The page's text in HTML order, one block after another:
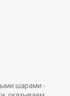
шарами -